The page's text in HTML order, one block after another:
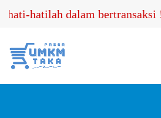
hatilah dalam bertransaksi !!!